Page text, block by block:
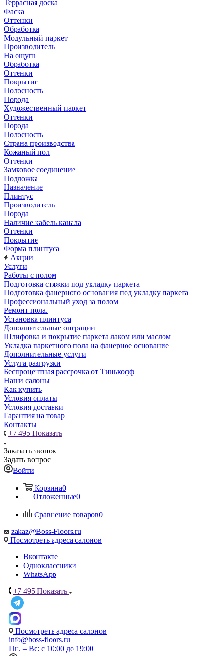
Террасная доска
Фаска
Оттенки
Обработка
Модульный паркет
Производитель
На ощупь
Обработка
Оттенки
Покрытие
Полосность
Порода
Художественный паркет
Оттенки
Порода
Полосность
Страна производства
Кожаный пол
Оттенки
Замковое соединение
Подложка
Назначение
Плинтус
Производитель
Порода
Наличие кабель канала
Оттенки
Покрытие
Форма плинтуса
Акции
Услуги
Работы с полом
Подготовка стяжки под укладку паркета
Подготовка фанерного основания под укладку паркета
Профессиональный уход за полом
Ремонт пола.
Установка плинтуса
Дополнительные операции
Шлифовка и покрытие паркета лаком или маслом
Укладка паркетного пола на фанерное основание
Дополнительные услуги
Услуга разгрузки
Беспроцентная рассрочка от Тинькофф
Наши салоны
Как купить
Условия оплаты
Условия доставки
Гарантия на товар
Контакты
+7 495 Показать
Заказать звонок
Задать вопрос
Войти
Корзина0
Отложенные0
Сравнение товаров0
zakaz@Boss-Floors.ru
Посмотреть адреса салонов
Вконтакте
Одноклассники
WhatsApp
+7 495 Показать
Посмотреть адреса салонов
info@boss-floors.ru
Пн. – Вс: с 10:00 до 19:00